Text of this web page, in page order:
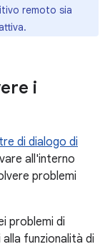
remoto sia
i
di dialogo di
all'interno
problemi
problemi di
funzionalità di